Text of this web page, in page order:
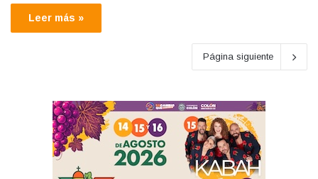
Leer más »
Página siguiente